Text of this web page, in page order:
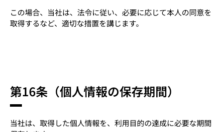
この場合、当社は、法令に従い、必要に応じて本人の同意を
取得するなど、適切な措置を講じます。
第16条（個人情報の保存期間）
当社は、取得した個人情報を、利用目的の達成に必要な期間